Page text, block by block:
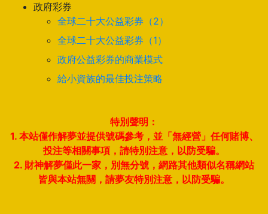
政府彩券
全球二十大公益彩券（2）
全球二十大公益彩券（1）
政府公益彩券的商業模式
給小資族的最佳投注策略
特別聲明：
1. 本站僅作解夢並提供號碼參考，並「無經營」任何賭博、
投注等相關事項，請特別注意，以防受騙。
2. 財神解夢僅此一家，別無分號，網路其他類似名稱網站
皆與本站無關，請夢友特別注意，以防受騙。